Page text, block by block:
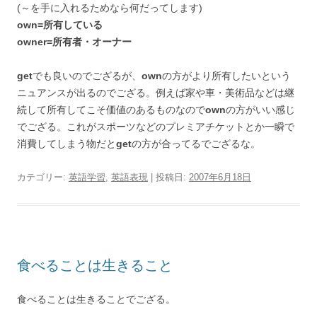
(～を手に入れるためなら何だってします)
own=所有している
owner=所有者・オーナー
getでも良いのでござるが、 ownの方がより所有したいという
ニュアンスが出るのでござる。例えば家や車・美術品などは継
続して所有してこそ価値のあるものなのでownの方がいい感じ
でござる。これがスポーツなどのプレミアチケットとか一瞬で
消費してしまう物だとgetの方が合ってるでござるな。
カテゴリー: 英語学習, 英語表現 | 投稿日: 2007年6月18日
食べることは生きること
食べることは生きることでござる。